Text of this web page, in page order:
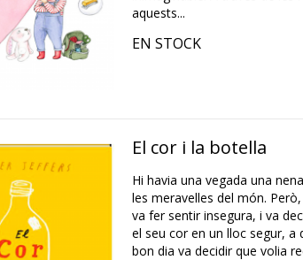
aquests...
EN STOCK
El cor i la botella
Hi havia una vegada una
les meravelles del món.
va fer sentir insegura, i va
el seu cor en un lloc segur, a
bon dia va decidir que volia